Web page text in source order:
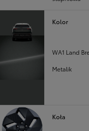
Kolor
WA1 Land
Metalik
Koła